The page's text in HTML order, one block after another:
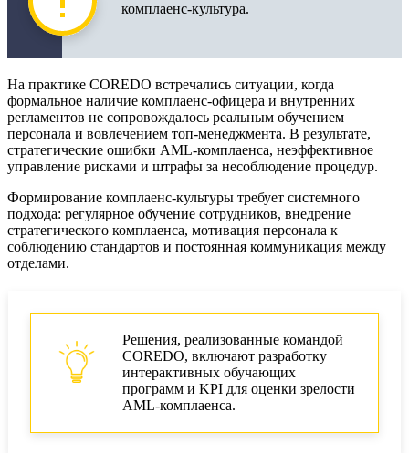
комплаенс-культура.
На практике COREDO встречались ситуации, когда
формальное наличие комплаенс-офицера и внутренних
регламентов не сопровождалось реальным обучением
персонала и вовлечением топ-менеджмента. В результате,
стратегические ошибки AML-комплаенса, неэффективное
управление рисками и штрафы за несоблюдение процедур.
Формирование комплаенс-культуры требует системного
подхода: регулярное обучение сотрудников, внедрение
стратегического комплаенса, мотивация персонала к
соблюдению стандартов и постоянная коммуникация между
отделами.
Решения, реализованные командой
COREDO, включают разработку
интерактивных обучающих
программ и KPI для оценки зрелости
AML-комплаенса.